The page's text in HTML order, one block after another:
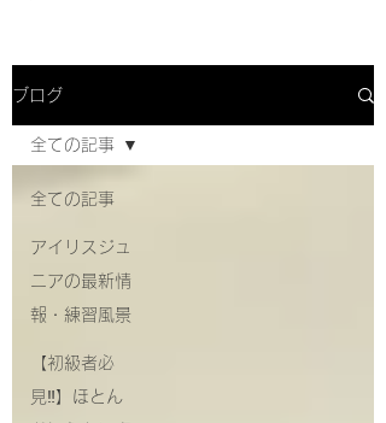
ブログ
全ての記事
アイリスジュ
ニアの最新情
報・練習風景
【初級者必
見‼】ほとん
全ての記事